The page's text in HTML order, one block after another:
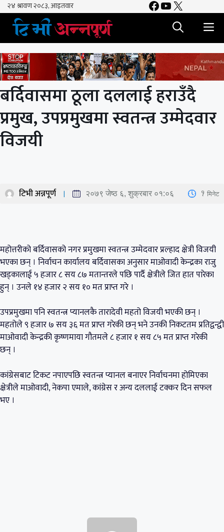
Skip
content
Facebook
YouTube
X
बर्दिवासमा ठूला दललाई हराउँदै
प्रमुख, उपप्रमुखमा स्वतन्त्र उम्मेदवार
विजयी
टिभी अन्नपूर्ण २०७९ जेष्ठ ६, शुक्रबार ०१:०६ 1 मिनेट
महोत्तरीको बर्दिवासको नगर प्रमुखमा स्वतन्त्र उम्मेदवार प्रल्हाद क्षेत्री विजयी
भएका छन् । निर्वाचन कार्यालय बर्दिवासका अनुसार माओवादी केन्द्रका राजु
खड्कालाई ५ हजार ८ सय ८७ मतान्तरले पछि पार्दै क्षेत्रीले जित हात पारेका
हुन् । उनले १४ हजार २ सय १० मत प्राप्त गरे ।
उपप्रमुखमा पनि स्वतन्त्र प्यानलकै तारादेवी महतो विजयी भएकी छन् ।
महतोले ९ हजार ७ सय ३६ मत प्राप्त गरेकी छन् भने उनकी निकटतम प्रतिद्वन्द्वी
माओवादी केन्द्रकी कृष्णमाया गौतमले ८ हजार १ सय ८५ मत प्राप्त गरेकी
छन् ।
कांग्रेसबाट टिकट नपाएपछि स्वतन्त्र प्यानल बनाएर निर्वाचनमा होमिएका
क्षेत्रीले माओवादी, नेकपा एमाले, कांग्रेस र अन्य दललाई टक्कर दिन सफल
भए ।